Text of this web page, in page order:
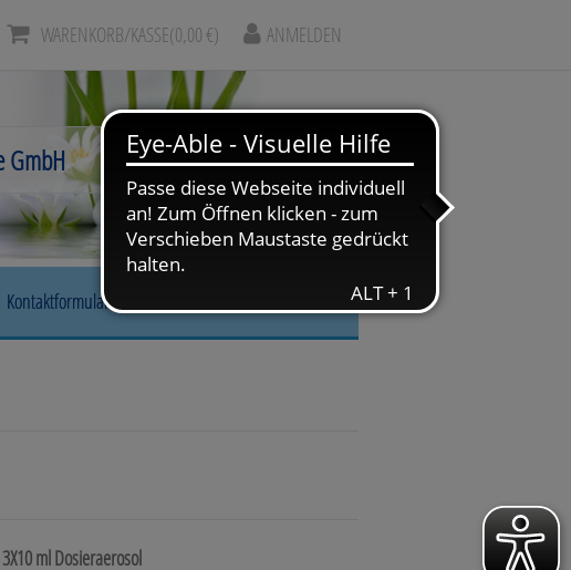
WARENKORB/KASSE(0,00 €) ANMELDEN
Kontaktformular
3X10 mlDosieraerosol